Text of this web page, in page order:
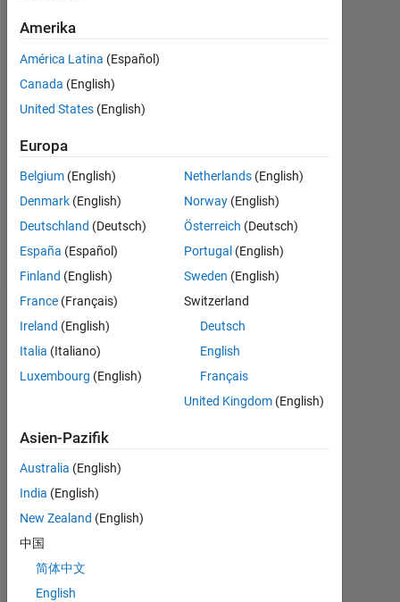
|
Aktiv
seit
2018
Followers:
Following:
Follow
Dashboard
Statistik
File Exchange
BEITRÄGE L
-2
-1
2
3
4
5
Amerika
América Latina (Español)
Canada (English)
United States (English)
Europa
Belgium (English)
Denmark (English)
Deutschland (Deutsch)
España (Español)
Finland (English)
France (Français)
Ireland (English)
Italia (Italiano)
Luxembourg (English)
Netherlands (English)
Norway (English)
Österreich (Deutsch)
Portugal (English)
Sweden (English)
Switzerland
Deutsch
English
Français
United Kingdom (English)
Asien-Pazifik
Australia (English)
India (English)
New Zealand (English)
中国
简体中文
English